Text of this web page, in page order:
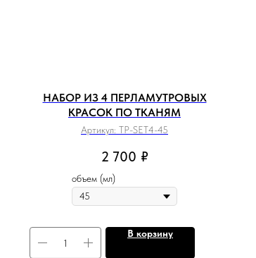
НАБОР ИЗ 4 ПЕРЛАМУТРОВЫХ
КРАСОК ПО ТКАНЯМ
Артикул: TP-SET4-45
2 700 ₽
объем (мл)
В корзину